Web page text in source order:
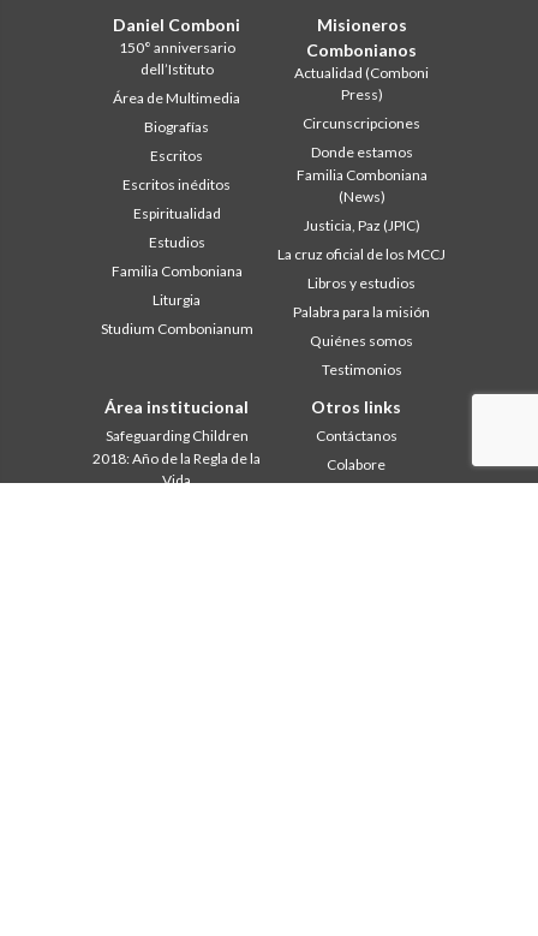
Daniel Comboni
150° anniversario
dell’Istituto
Área de Multimedia
Biografías
Escritos
Escritos inéditos
Espiritualidad
Estudios
Familia Comboniana
Liturgia
Studium Combonianum
Misioneros
Combonianos
Actualidad (Comboni
Press)
Circunscripciones
Donde estamos
Familia Comboniana
(News)
Justicia, Paz (JPIC)
La cruz oficial de los MCCJ
Libros y estudios
Palabra para la misión
Quiénes somos
Testimonios
Área institucional
Safeguarding Children
2018: Año de la Regla de la
Vida
Otros links
Contáctanos
Colabore